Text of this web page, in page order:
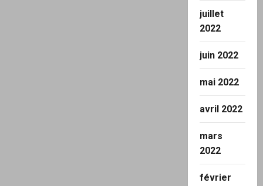
juillet
2022
juin 2022
mai 2022
avril 2022
mars
2022
février